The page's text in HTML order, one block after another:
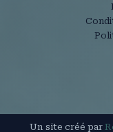
Un site créé par